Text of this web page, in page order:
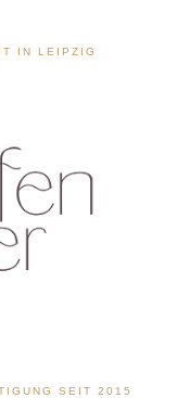
IN LEIPZIG
SEIT 2015